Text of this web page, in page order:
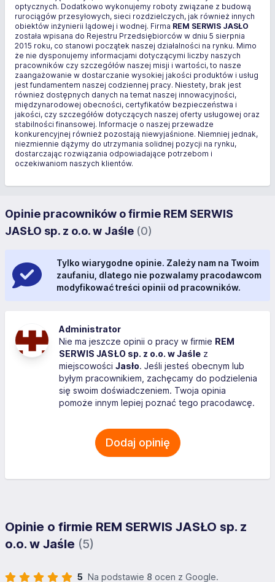
optycznych. Dodatkowo wykonujemy roboty związane z budową
rurociągów przesyłowych, sieci rozdzielczych, jak również innych
obiektów inżynierii lądowej i wodnej. Firma REM SERWIS JASŁO
została wpisana do Rejestru Przedsiębiorców w dniu 5 sierpnia
2015 roku, co stanowi początek naszej działalności na rynku. Mimo
że nie dysponujemy informacjami dotyczącymi liczby naszych
pracowników czy szczegółów naszej misji i wartości, to nasze
zaangażowanie w dostarczanie wysokiej jakości produktów i usług
jest fundamentem naszej codziennej pracy. Niestety, brak jest
również dostępnych danych na temat naszej innowacyjności,
międzynarodowej obecności, certyfikatów bezpieczeństwa i
jakości, czy szczegółów dotyczących naszej oferty usługowej oraz
stabilności finansowej. Informacje o naszej przewadze
konkurencyjnej również pozostają niewyjaśnione. Niemniej jednak,
niezmiennie dążymy do utrzymania solidnej pozycji na rynku,
dostarczając rozwiązania odpowiadające potrzebom i
oczekiwaniom naszych klientów.
Opinie pracowników o firmie REM SERWIS
JASŁO sp. z o.o. w Jaśle (0)
Tylko wiarygodne opinie. Zależy nam na Twoim
zaufaniu, dlatego nie pozwalamy pracodawcom
modyfikować treści opinii od pracowników.
Administrator
Nie ma jeszcze opinii o pracy w firmie REM
SERWIS JASŁO sp. z o.o. w Jaśle z
miejscowości Jasło. Jeśli jesteś obecnym lub
byłym pracownikiem, zachęcamy do podzielenia
się swoim doświadczeniem. Twoja opinia
pomoże innym lepiej poznać tego pracodawcę.
Dodaj opinię
Opinie o firmie REM SERWIS JASŁO sp. z
o.o. w Jaśle (5)
5 Na podstawie 8 ocen z Google.